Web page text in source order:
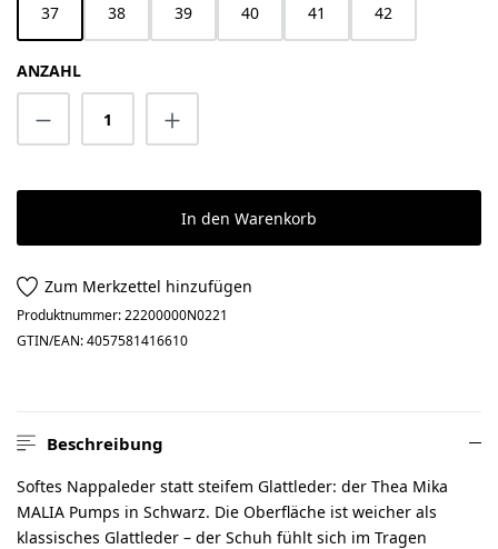
37 38 39 40 41 42
ANZAHL
Produkt Anzahl: Gib den gewünschten
In den Warenkorb
Zum Merkzettel hinzufügen
Produktnummer:22200000N0221
GTIN/EAN:4057581416610
Beschreibung
Softes Nappaleder statt steifem Glattleder: der Thea Mika
MALIA Pumps in Schwarz. Die Oberfläche ist weicher als
klassisches Glattleder – der Schuh fühlt sich im Tragen